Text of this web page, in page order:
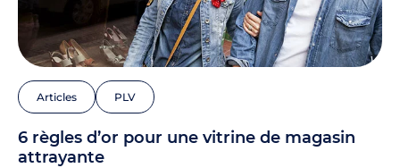
Articles PLV
6 règles d’or pour une vitrine de magasin
attrayante